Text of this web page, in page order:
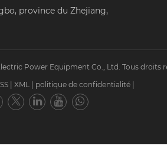
province du Zhejiang,
Power Equipment Co., Ltd. Tous droits
XML politique de confidentialité